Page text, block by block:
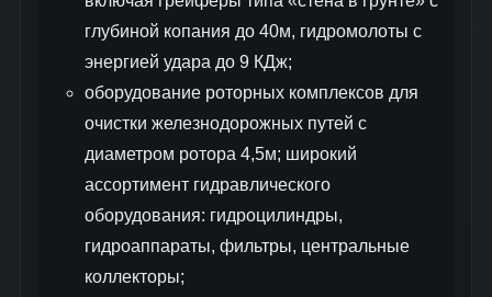
глубиной копания до 40м, гидромолоты с
энергией удара до 9 КДж;
оборудование роторных комплексов для
очистки железнодорожных путей с
диаметром ротора 4,5м; широкий
ассортимент гидравлического
оборудования: гидроцилиндры,
гидроаппараты, фильтры, центральные
коллекторы;